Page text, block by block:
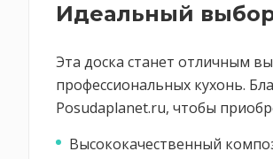
Идеальный
Эта доска станет отличным
профессиональных кухонь.
Posudaplanet.ru, чтобы
Высококачественный